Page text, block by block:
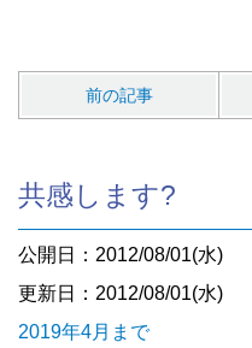
前の記事
共感します?
公開日：2012/08/01(水)
更新日：2012/08/01(水)
2019年4月まで